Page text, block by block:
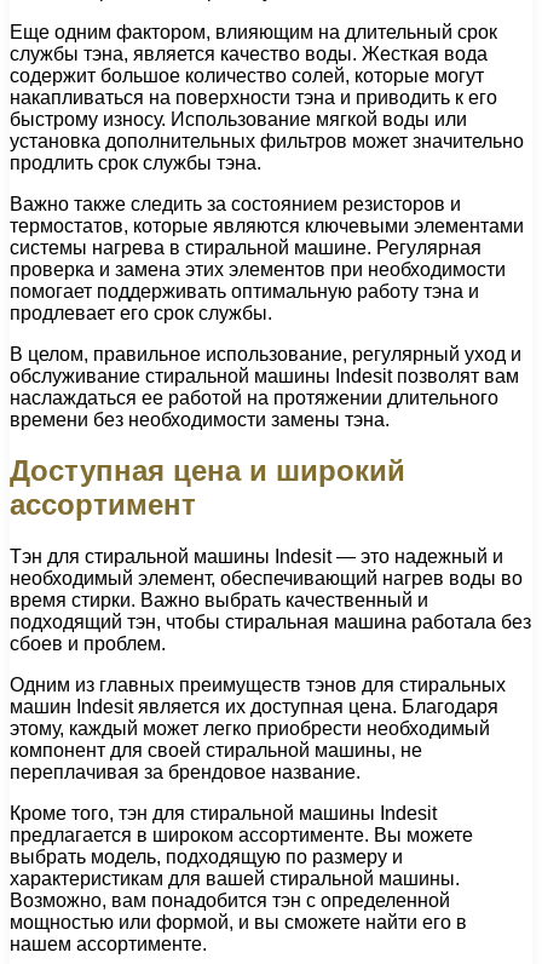
Еще одним фактором, влияющим на длительный срок
службы тэна, является качество воды. Жесткая вода
содержит большое количество солей, которые могут
накапливаться на поверхности тэна и приводить к его
быстрому износу. Использование мягкой воды или
установка дополнительных фильтров может значительно
продлить срок службы тэна.
Важно также следить за состоянием резисторов и
термостатов, которые являются ключевыми элементами
системы нагрева в стиральной машине. Регулярная
проверка и замена этих элементов при необходимости
помогает поддерживать оптимальную работу тэна и
продлевает его срок службы.
В целом, правильное использование, регулярный уход и
обслуживание стиральной машины Indesit позволят вам
наслаждаться ее работой на протяжении длительного
времени без необходимости замены тэна.
Доступная цена и широкий
ассортимент
Тэн для стиральной машины Indesit — это надежный и
необходимый элемент, обеспечивающий нагрев воды во
время стирки. Важно выбрать качественный и
подходящий тэн, чтобы стиральная машина работала без
сбоев и проблем.
Одним из главных преимуществ тэнов для стиральных
машин Indesit является их доступная цена. Благодаря
этому, каждый может легко приобрести необходимый
компонент для своей стиральной машины, не
переплачивая за брендовое название.
Кроме того, тэн для стиральной машины Indesit
предлагается в широком ассортименте. Вы можете
выбрать модель, подходящую по размеру и
характеристикам для вашей стиральной машины.
Возможно, вам понадобится тэн с определенной
мощностью или формой, и вы сможете найти его в
нашем ассортименте.